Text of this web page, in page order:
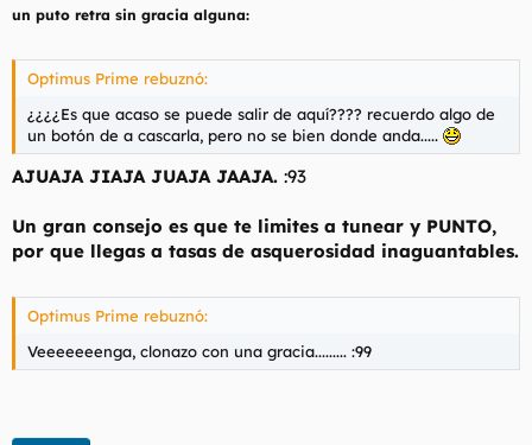
un puto retra sin gracia alguna:
Optimus Prime rebuznó:
¿¿¿¿Es que acaso se puede salir de aquí???? recuerdo algo de
un botón de a cascarla, pero no se bien donde anda.....
AJUAJA JIAJA JUAJA JAAJA. :93
Un gran consejo es que te limites a tunear y PUNTO,
por que llegas a tasas de asquerosidad inaguantables.
Optimus Prime rebuznó:
Veeeeeeenga, clonazo con una gracia......... :99